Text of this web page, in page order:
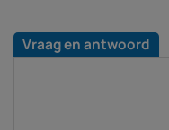
Vraag en antwoord